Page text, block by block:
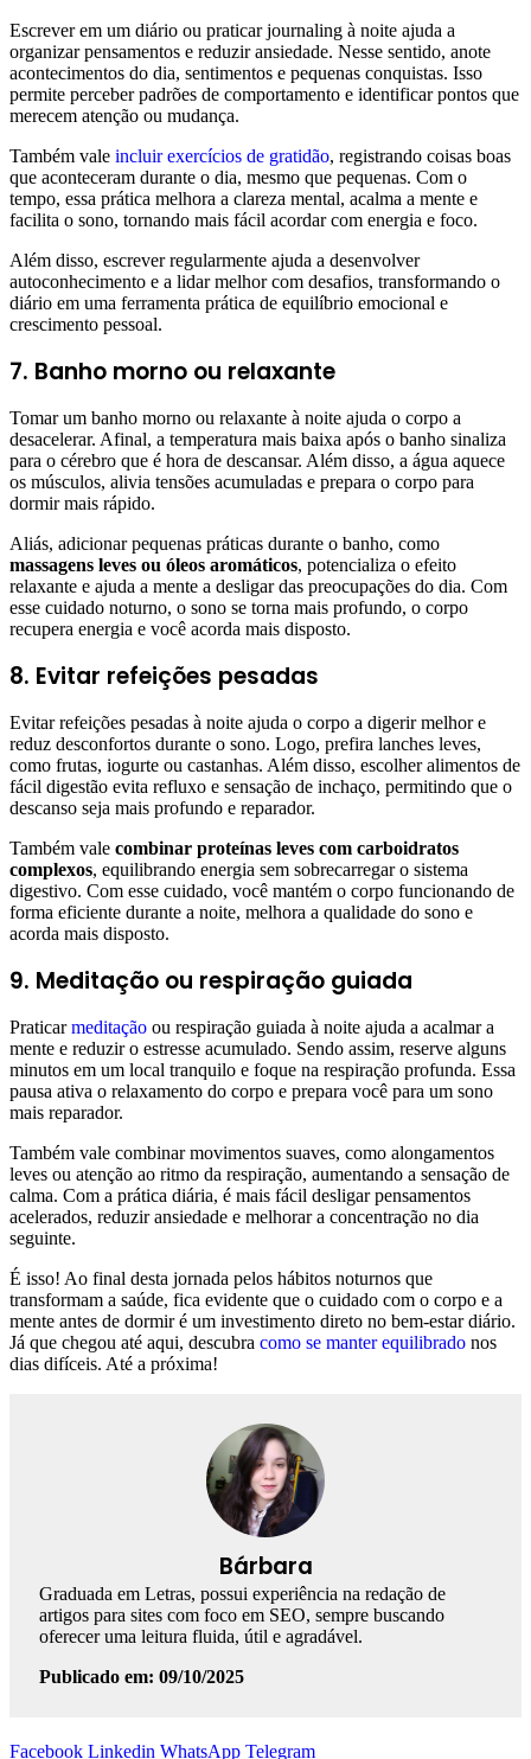
Escrever em um diário ou praticar journaling à noite ajuda a
organizar pensamentos e reduzir ansiedade. Nesse sentido, anote
acontecimentos do dia, sentimentos e pequenas conquistas. Isso
permite perceber padrões de comportamento e identificar pontos que
merecem atenção ou mudança.
Também vale incluir exercícios de gratidão, registrando coisas boas
que aconteceram durante o dia, mesmo que pequenas. Com o
tempo, essa prática melhora a clareza mental, acalma a mente e
facilita o sono, tornando mais fácil acordar com energia e foco.
Além disso, escrever regularmente ajuda a desenvolver
autoconhecimento e a lidar melhor com desafios, transformando o
diário em uma ferramenta prática de equilíbrio emocional e
crescimento pessoal.
7. Banho morno ou relaxante
Tomar um banho morno ou relaxante à noite ajuda o corpo a
desacelerar. Afinal, a temperatura mais baixa após o banho sinaliza
para o cérebro que é hora de descansar. Além disso, a água aquece
os músculos, alivia tensões acumuladas e prepara o corpo para
dormir mais rápido.
Aliás, adicionar pequenas práticas durante o banho, como
massagens leves ou óleos aromáticos, potencializa o efeito
relaxante e ajuda a mente a desligar das preocupações do dia. Com
esse cuidado noturno, o sono se torna mais profundo, o corpo
recupera energia e você acorda mais disposto.
8. Evitar refeições pesadas
Evitar refeições pesadas à noite ajuda o corpo a digerir melhor e
reduz desconfortos durante o sono. Logo, prefira lanches leves,
como frutas, iogurte ou castanhas. Além disso, escolher alimentos de
fácil digestão evita refluxo e sensação de inchaço, permitindo que o
descanso seja mais profundo e reparador.
Também vale combinar proteínas leves com carboidratos
complexos, equilibrando energia sem sobrecarregar o sistema
digestivo. Com esse cuidado, você mantém o corpo funcionando de
forma eficiente durante a noite, melhora a qualidade do sono e
acorda mais disposto.
9. Meditação ou respiração guiada
Praticarmeditação ou respiração guiada à noite ajuda a acalmar a
mente e reduzir o estresse acumulado. Sendo assim, reserve alguns
minutos em um local tranquilo e foque na respiração profunda. Essa
pausa ativa o relaxamento do corpo e prepara você para um sono
mais reparador.
Também vale combinar movimentos suaves, como alongamentos
leves ou atenção ao ritmo da respiração, aumentando a sensação de
calma. Com a prática diária, é mais fácil desligar pensamentos
acelerados, reduzir ansiedade e melhorar a concentração no dia
seguinte.
É isso! Ao final desta jornada pelos hábitos noturnos que
transformam a saúde, fica evidente que o cuidado com o corpo e a
mente antes de dormir é um investimento direto no bem-estar diário.
Já que chegou até aqui, descubra como se manter equilibrado nos
dias difíceis. Até a próxima!
Bárbara
Graduada em Letras, possui experiência na redação de
artigos para sites com foco em SEO, sempre buscando
oferecer uma leitura fluida, útil e agradável.
Publicado em: 09/10/2025
Facebook Linkedin WhatsApp Telegram